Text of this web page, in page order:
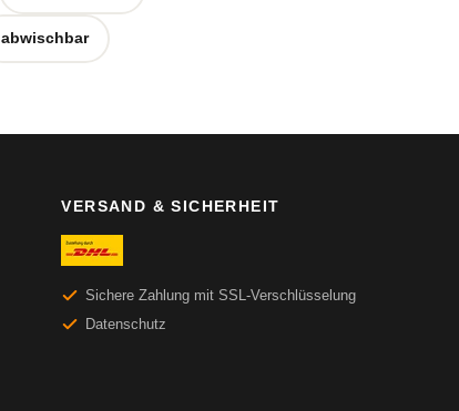
abwischbar
VERSAND & SICHERHEIT
Sichere Zahlung mit SSL-Verschlüsselung
Datenschutz